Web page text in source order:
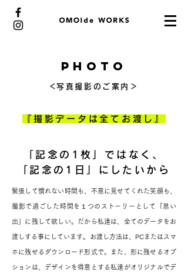
PHOTO
​＜写真撮影のご案内＞
『撮影データは全てお渡し』
「記念の1枚」ではなく、
「記念の1日」にしたいから
緊張して慣れない時間も、不意に見せてくれた笑顔も、
撮影で過ごした時間を１つのストーリーとして「思い
出」に残して欲しい。だから私達は、 全てのデータをお
渡しする事にしています。 お渡し方法は、PCまたはスマ
ホに残せるダウンロード形式で。 また、形に残せるオプ
ションは、デザインを得意とする私達がオリジナルでデ